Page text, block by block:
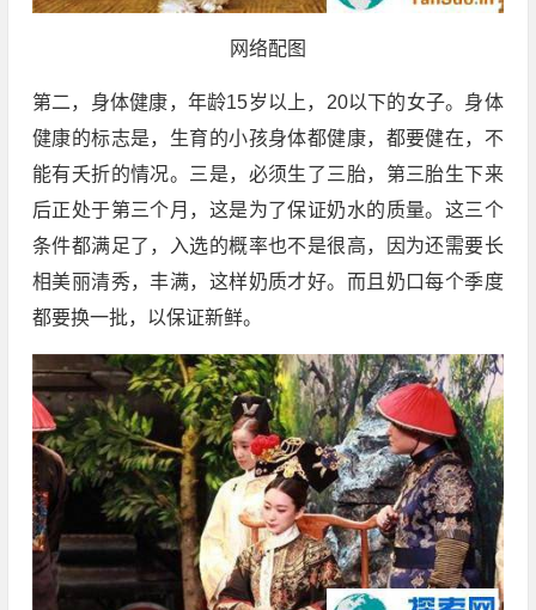
网络配图
第二，身体健康，年龄15岁以上，20以下的女子。身体
健康的标志是，生育的小孩身体都健康，都要健在，不
能有夭折的情况。三是，必须生了三胎，第三胎生下来
后正处于第三个月，这是为了保证奶水的质量。这三个
条件都满足了，入选的概率也不是很高，因为还需要长
相美丽清秀，丰满，这样奶质才好。而且奶口每个季度
都要换一批，以保证新鲜。